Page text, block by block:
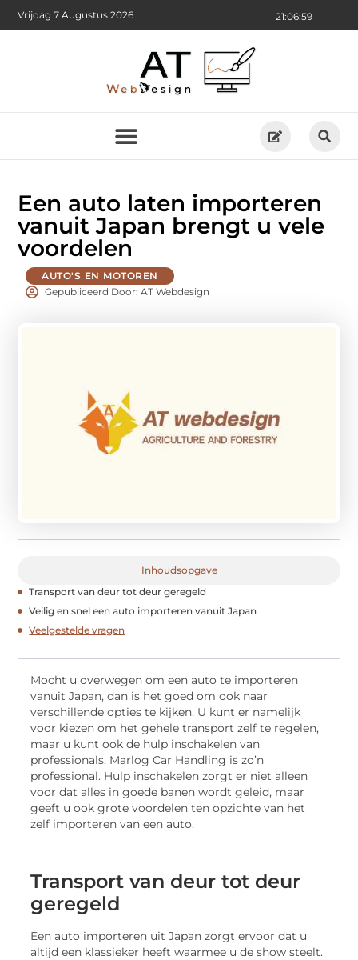
21:07:01
Vrijdag 7 Augustus 2026
Een auto laten importeren
vanuit Japan brengt u vele
voordelen
AUTO'S EN MOTOREN
Gepubliceerd Door: AT Webdesign
Inhoudsopgave
Transport van deur tot deur geregeld
Veilig en snel een auto importeren vanuit Japan
Veelgestelde vragen
Mocht u overwegen om een auto te importeren
vanuit Japan, dan is het goed om ook naar
verschillende opties te kijken. U kunt er namelijk
voor kiezen om het gehele transport zelf te regelen,
maar u kunt ook de hulp inschakelen van
professionals. Marlog Car Handling is zo’n
professional. Hulp inschakelen zorgt er niet alleen
voor dat alles in goede banen wordt geleid, maar
geeft u ook grote voordelen ten opzichte van het
zelf importeren van een auto.
Transport van deur tot deur
geregeld
Een auto importeren uit Japan zorgt ervoor dat u
altijd een klassieker heeft waarmee u de show steelt.